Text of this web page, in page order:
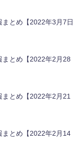
とめ【2022年3月7日
まとめ【2022年2月28
とめ【2022年2月21
まとめ【2022年2月14